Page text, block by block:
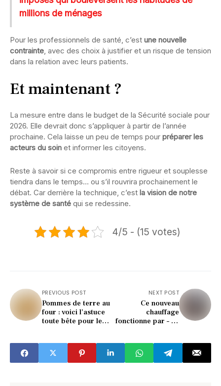
millions de ménages
Pour les professionnels de santé, c’est une nouvelle
contrainte, avec des choix à justifier et un risque de tension
dans la relation avec leurs patients.
Et maintenant ?
La mesure entre dans le budget de la Sécurité sociale pour
2026. Elle devrait donc s’appliquer à partir de l’année
prochaine. Cela laisse un peu de temps pour préparer les
acteurs du soin et informer les citoyens.
Reste à savoir si ce compromis entre rigueur et souplesse
tiendra dans le temps… ou s’il rouvrira prochainement le
débat. Car derrière la technique, c’est la vision de notre
système de santé qui se redessine.
4/5 - (15 votes)
PREVIOUS POST
Pommes de terre au
four : voici l’astuce
toute bête pour les
les coups
NEXT POST
Ce nouveau
chauffage
fonctionne par – 22